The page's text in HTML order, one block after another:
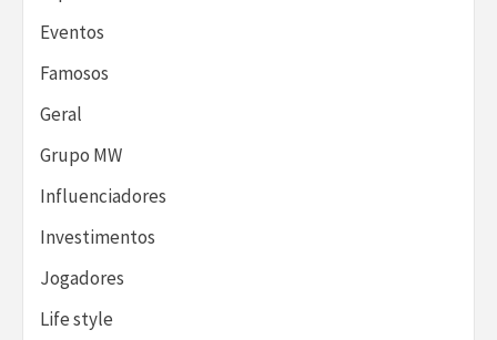
Eventos
Famosos
Geral
Grupo MW
Influenciadores
Investimentos
Jogadores
Life style